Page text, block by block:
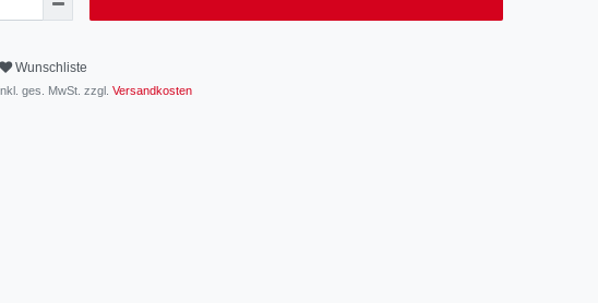
Wunschliste
ges. MwSt. zzgl. Versandkosten